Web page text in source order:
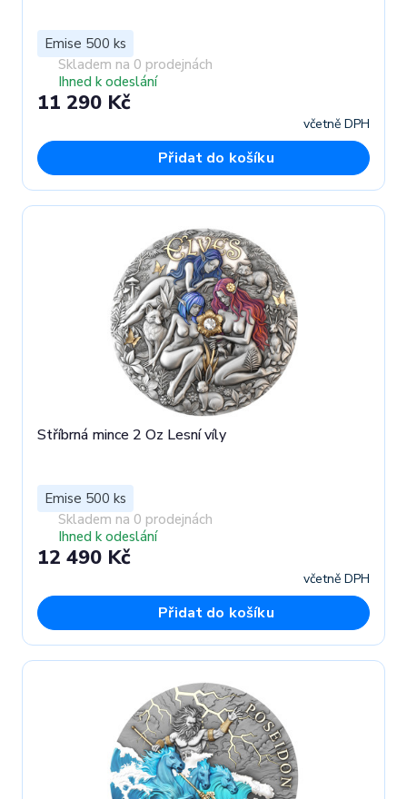
Emise 500 ks
Skladem na 0 prodejnách
Ihned k odeslání
11 290 Kč
včetně DPH
Přidat do košíku
Stříbrná mince 2 Oz Lesní víly
Emise 500 ks
Skladem na 0 prodejnách
Ihned k odeslání
12 490 Kč
včetně DPH
Přidat do košíku